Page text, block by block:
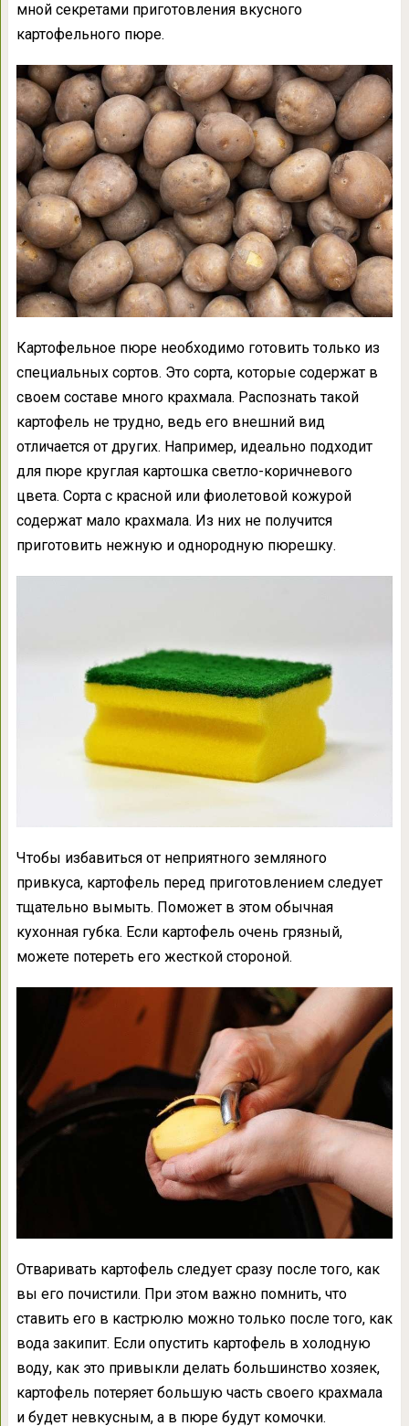
мной секретами приготовления вкусного
картофельного пюре.
Картофельное пюре необходимо готовить только из
специальных сортов. Это сорта, которые содержат в
своем составе много крахмала. Распознать такой
картофель не трудно, ведь его внешний вид
отличается от других. Например, идеально подходит
для пюре круглая картошка светло-коричневого
цвета. Сорта с красной или фиолетовой кожурой
содержат мало крахмала. Из них не получится
приготовить нежную и однородную пюрешку.
Чтобы избавиться от неприятного земляного
привкуса, картофель перед приготовлением следует
тщательно вымыть. Поможет в этом обычная
кухонная губка. Если картофель очень грязный,
можете потереть его жесткой стороной.
Отваривать картофель следует сразу после того, как
вы его почистили. При этом важно помнить, что
ставить его в кастрюлю можно только после того, как
вода закипит. Если опустить картофель в холодную
воду, как это привыкли делать большинство хозяек,
картофель потеряет большую часть своего крахмала
и будет невкусным, а в пюре будут комочки.